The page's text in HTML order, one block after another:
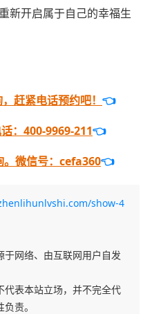
新开启属于自己的幸福生
赶紧电话预约吧！ 👈
：400-9969-211👈
。微信号：cefa360👈
show-4
网络、由互联网用户自发
表本站立场，并不完全代
责。